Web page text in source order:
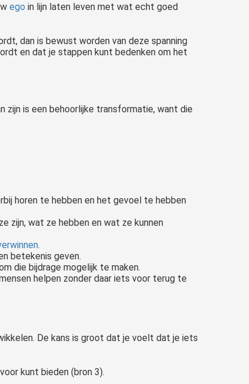
ego in lijn laten leven met wat echt goed
dan is bewust worden van deze spanning
en dat je stappen kunt bedenken om het
zijn is een behoorlijke transformatie, want die
horen te hebben en het gevoel te hebben
zijn, wat ze hebben en wat ze kunnen
betekenis geven.
die bijdrage mogelijk te maken.
helpen zonder daar iets voor terug te
De kans is groot dat je voelt dat je iets
kunt bieden (bron 3).